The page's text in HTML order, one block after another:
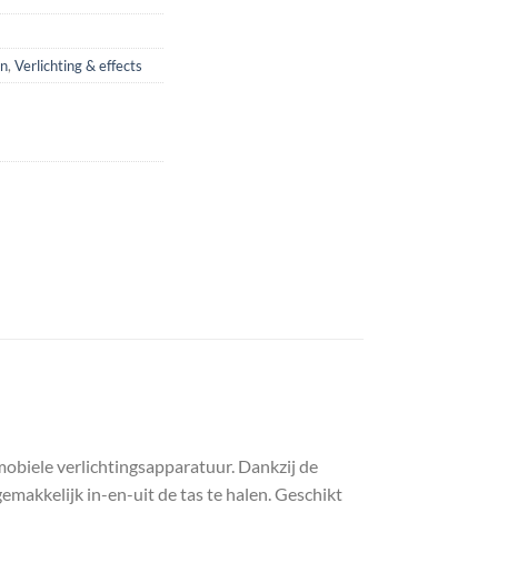
, Verlichting & effects
verlichtingsapparatuur. Dankzij de
in-en-uit de tas te halen. Geschikt